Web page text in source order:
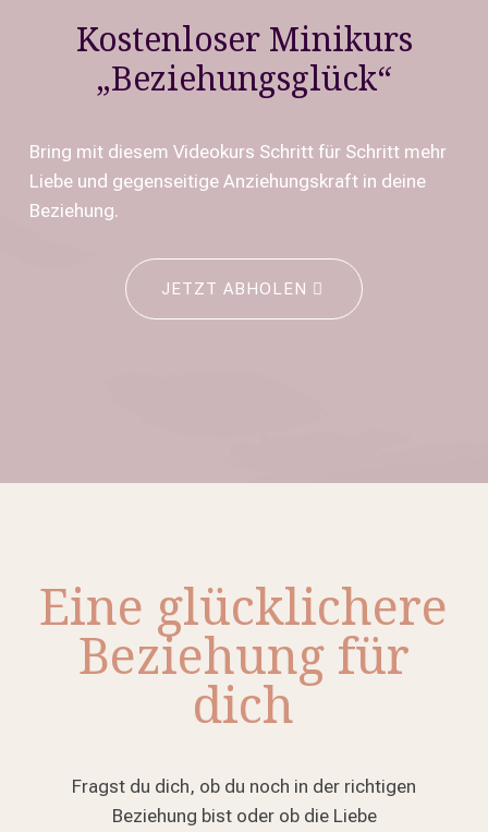
Kostenloser Minikurs
„Beziehungsglück“
Bring mit diesem Videokurs Schritt für Schritt mehr
Liebe und gegenseitige Anziehungskraft in deine
Beziehung.
JETZT ABHOLEN
Eine glücklichere
Beziehung für
dich
Fragst du dich, ob du noch in der richtigen
Beziehung bist oder ob die Liebe